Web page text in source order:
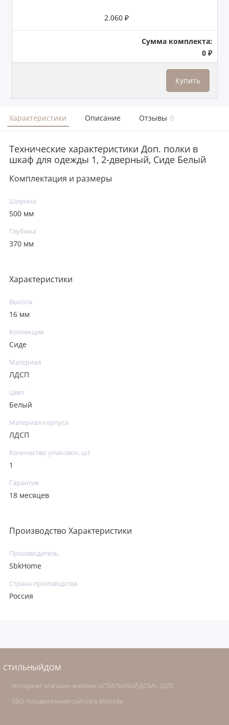
2.060 ₽
Сумма комплекта:
0 ₽
Купить
Характеристики Описание Отзывы 0
Технические характеристики Доп. полки в
шкаф для одежды 1, 2-дверный, Сиде Белый
Комплектация и размеры
Ширина
500 мм
Глубина
370 мм
Характеристики
Высота
16 мм
Коллекция
Сиде
Материал
ЛДСП
Цвет
Белый
Материал корпуса
ЛДСП
Количество упаковок, шт
1
Гарантия
18 месяцев
Производство Характеристики
Производитель
SbkHome
Страна производства
Россия
СТИЛЬНЫЙДОМ
Интернет-магазин мебели «СТИЛЬНЫЙДОМ» 2025
SEO продвижение сайтов в Москве